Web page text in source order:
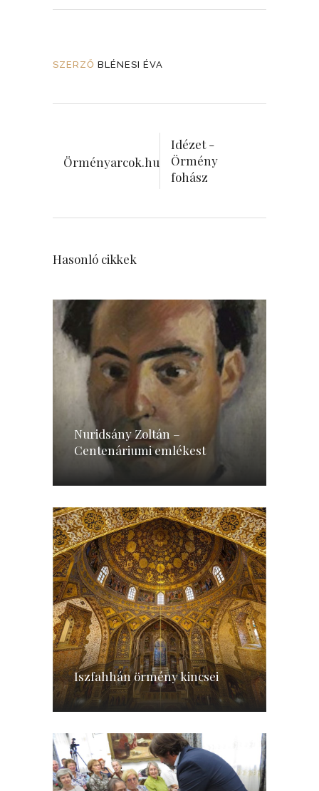
SZERZŐ BLÉNESI ÉVA
Örményarcok.hu
Idézet -
Örmény
fohász
Hasonló cikkek
Nuridsány Zoltán –
Centenáriumi emlékest
Iszfahhán örmény kincsei